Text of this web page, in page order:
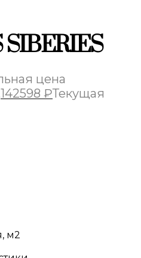
SIBERIES
цена
142598 ₽Текущая
м2